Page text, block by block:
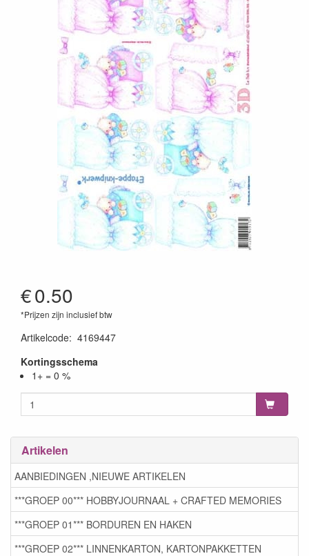
€0.50
*Prijzen zijn inclusief btw
Artikelcode: 4169447
Kortingsschema
1+ = 0 %
Artikelen
AANBIEDINGEN ,NIEUWE ARTIKELEN
***GROEP 00*** HOBBYJOURNAAL + CRAFTED MEMORIES
***GROEP 01*** BORDUREN EN HAKEN
***GROEP 02*** LINNENKARTON, KARTONPAKKETTEN